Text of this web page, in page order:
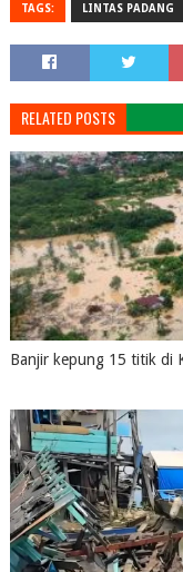
TAGS: LINTAS PADANG
RELATED POSTS
Banjir kepung 15 titik di